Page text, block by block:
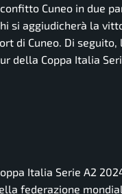
Cuneo in due
si aggiudicherà la
di Cuneo. Di
della Coppa Italia
Italia Serie A2
federazione